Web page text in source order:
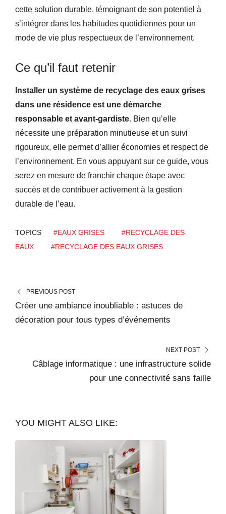
cette solution durable, témoignant de son potentiel à
s’intégrer dans les habitudes quotidiennes pour un
mode de vie plus respectueux de l’environnement.
Ce qu’il faut retenir
Installer un système de recyclage des eaux grises
dans une résidence est une démarche
responsable et avant-gardiste. Bien qu’elle
nécessite une préparation minutieuse et un suivi
rigoureux, elle permet d’allier économies et respect de
l’environnement. En vous appuyant sur ce guide, vous
serez en mesure de franchir chaque étape avec
succès et de contribuer activement à la gestion
durable de l’eau.
TOPICS #EAUX GRISES
#RECYCLAGE DES
EAUX
#RECYCLAGE DES EAUX GRISES
PREVIOUS POST
Créer une ambiance inoubliable : astuces de
décoration pour tous types d’événements
NEXT POST
Câblage informatique : une infrastructure solide
pour une connectivité sans faille
YOU MIGHT ALSO LIKE: